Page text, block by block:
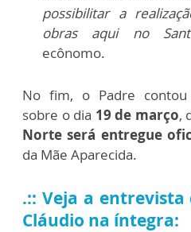
possibilitar a
obras aqui no
ecônomo.
No fim, o Padre contou
sobre o dia 19 de março,
Norte será entregue
da Mãe Aparecida.
.:: Veja a entrevista
Cláudio na íntegra: